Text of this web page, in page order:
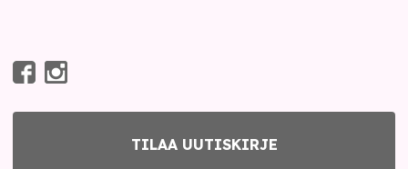
TILAA UUTISKIRJE